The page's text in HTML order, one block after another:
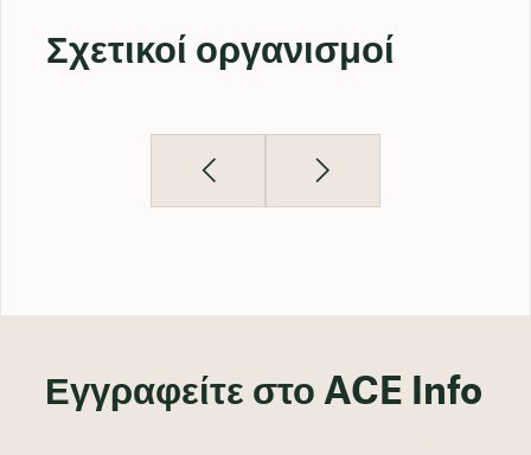
Σχετικοί οργανισμοί
Εγγραφείτε στο ACE Info